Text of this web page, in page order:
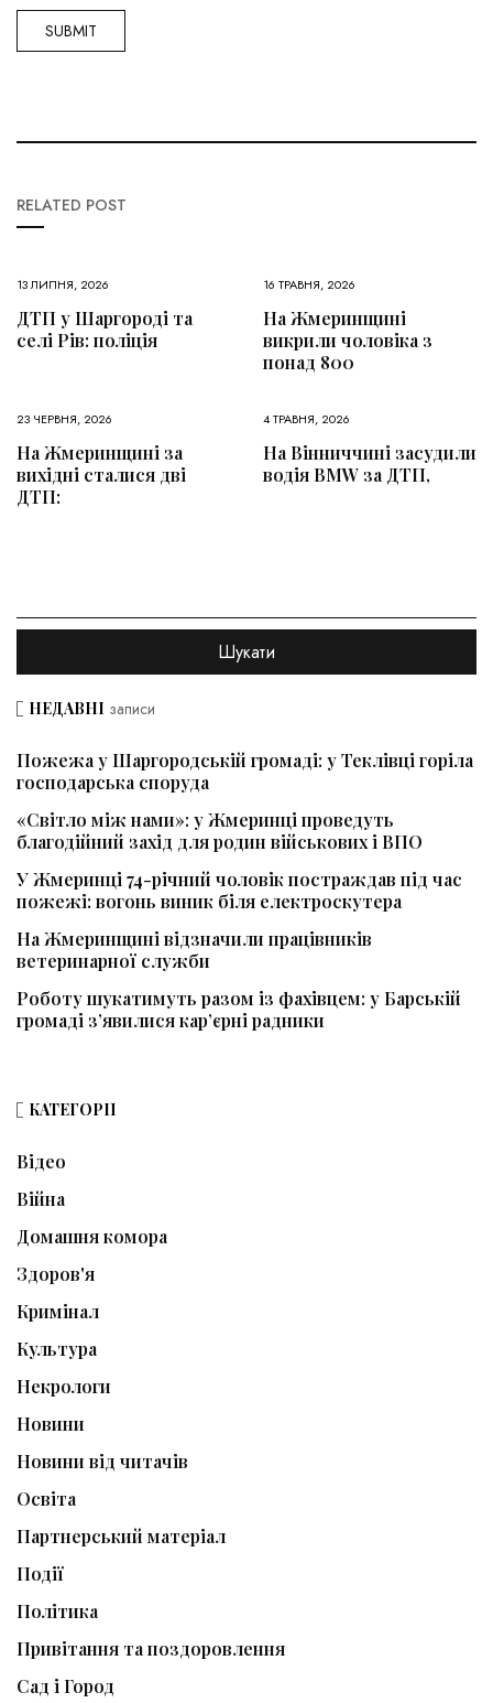
RELATED POST
13 ЛИПНЯ, 2026
ДТП у Шаргороді та
селі Рів: поліція
16 ТРАВНЯ, 2026
На Жмеринщині
викрили чоловіка з
понад 800
23 ЧЕРВНЯ, 2026
На Жмеринщині за
вихідні сталися дві
ДТП:
4 ТРАВНЯ, 2026
На Вінниччині засудили
водія BMW за ДТП,
НЕДАВНІ записи
Пожежа у Шаргородській громаді: у Теклівці горіла
господарська споруда
«Світло між нами»: у Жмеринці проведуть
благодійний захід для родин військових і ВПО
У Жмеринці 74-річний чоловік постраждав під час
пожежі: вогонь виник біля електроскутера
На Жмеринщині відзначили працівників
ветеринарної служби
Роботу шукатимуть разом із фахівцем: у Барській
громаді з’явилися кар’єрні радники
КАТЕГОРІЇ
Відео
Війна
Домашня комора
Здоров'я
Кримінал
Культура
Некрологи
Новини
Новини від читачів
Освіта
Партнерський матеріал
Події
Політика
Привітання та поздоровлення
Сад і Город